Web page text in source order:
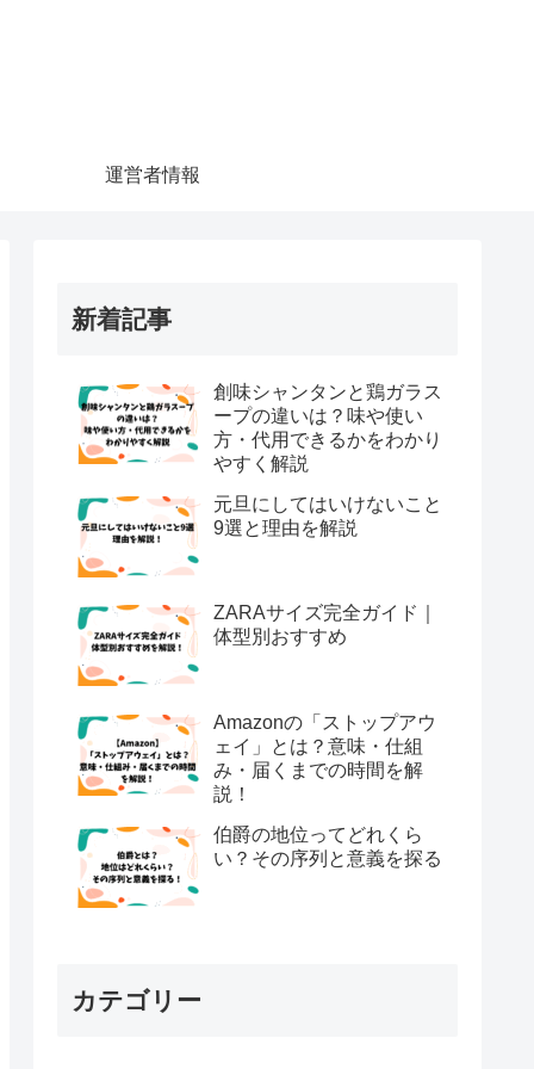
運営者情報
新着記事
創味シャンタンと鶏ガラス
ープの違いは？味や使い
方・代用できるかをわかり
やすく解説
元旦にしてはいけないこと
9選と理由を解説
ZARAサイズ完全ガイド｜
体型別おすすめ
Amazonの「ストップアウ
ェイ」とは？意味・仕組
み・届くまでの時間を解
説！
伯爵の地位ってどれくら
い？その序列と意義を探る
カテゴリー